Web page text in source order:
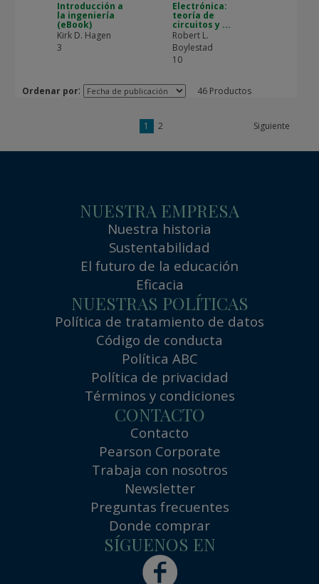
Introducción a
la ingeniería
(eBook)
Kirk D. Hagen
3
Electrónica:
teoría de
circuitos y ...
Robert L.
Boylestad
10
Ordenar por: 46 Productos
1 2 Siguiente
NUESTRA EMPRESA
Nuestra historia
Sustentabilidad
El futuro de la educación
Eficacia
NUESTRAS POLÍTICAS
Política de tratamiento de datos
Código de conducta
Política ABC
Política de privacidad
Términos y condiciones
CONTACTO
Contacto
Pearson Corporate
Trabaja con nosotros
Newsletter
Preguntas frecuentes
Donde comprar
SÍGUENOS EN